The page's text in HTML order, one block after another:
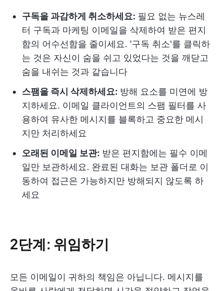
구독을 과감하게 취소하세요: 필요 없는 뉴스레
터 구독과 마케팅 이메일을 삭제하여 받은 편지
함의 어수선함을 줄이세요. '구독 취소'를 클릭하
는 것은 자신이 숨을 쉬고 있었다는 것을 깨닫고
숨을 내쉬는 것과 같습니다
스팸을 즉시 삭제하세요: 방해 요소를 미연에 방
지하세요. 이메일 클라이언트의 스팸 필터를 사
용하여 유사한 메시지를 블록하고 중요한 메시
지만 처리하세요
오래된 이메일 보관: 받은 편지함에는 필수 이메
일만 보관하세요. 완료된 대화는 보관 폴더로 이
동하여 접근은 가능하지만 방해되지 않도록 하
세요
2단계: 위임하기
모든 이메일이 귀하의 책임은 아닙니다. 메시지를